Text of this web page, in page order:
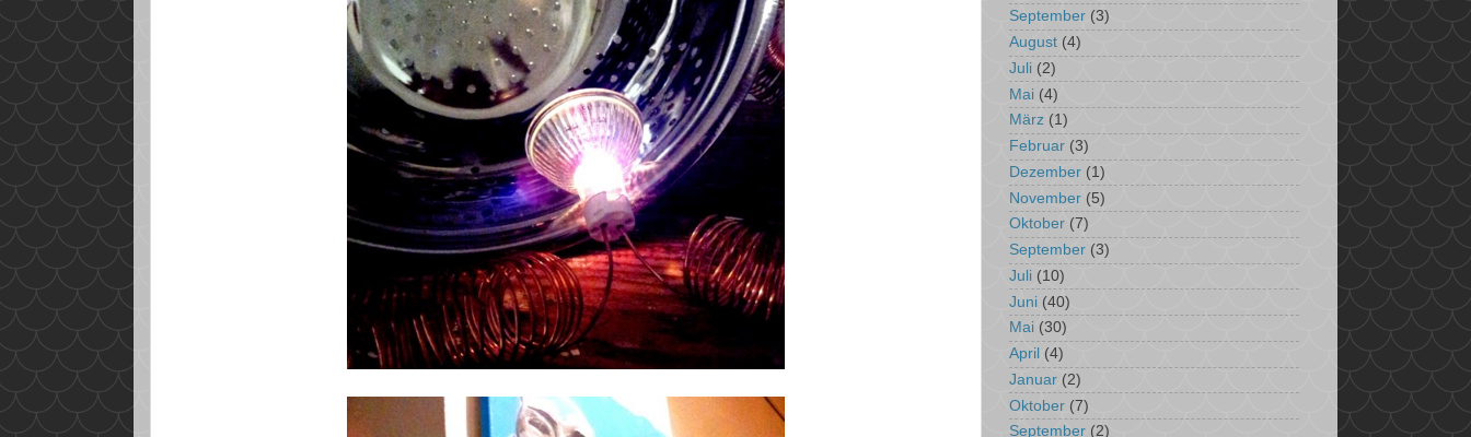
September (3)
August (4)
Juli (2)
Mai (4)
März (1)
Februar (3)
Dezember (1)
November (5)
Oktober (7)
September (3)
Juli (10)
Juni (40)
Mai (30)
April (4)
Januar (2)
Oktober (7)
September (2)